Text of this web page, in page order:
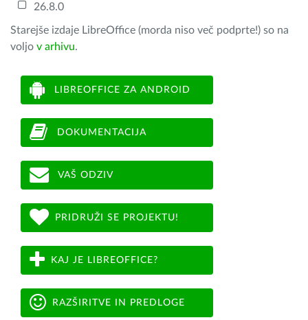
26.8.0
Starejše izdaje LibreOffice (morda niso več podprte!) so na
voljo v arhivu.
LIBREOFFICE ZA ANDROID
DOKUMENTACIJA
VAŠ ODZIV
PRIDRUŽI SE PROJEKTU!
KAJ JE LIBREOFFICE?
RAZŠIRITVE IN PREDLOGE